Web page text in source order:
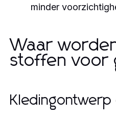
minder
Waar
stoffen voor